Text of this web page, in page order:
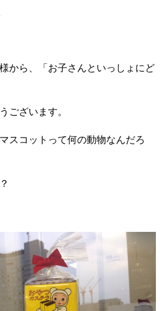
から、「お子さんといっしょにど
ございます。
スコットって何の動物なんだろ